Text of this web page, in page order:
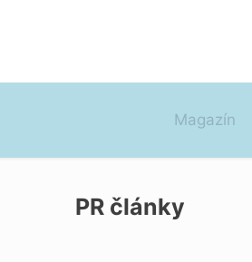
Magazín
PR články